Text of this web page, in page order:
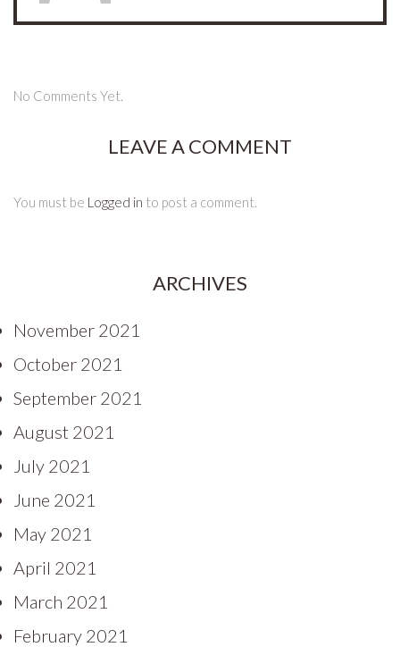
No Comments Yet.
LEAVE A COMMENT
You must be Logged in to post a comment.
ARCHIVES
November 2021
October 2021
September 2021
August 2021
July 2021
June 2021
May 2021
April 2021
March 2021
February 2021